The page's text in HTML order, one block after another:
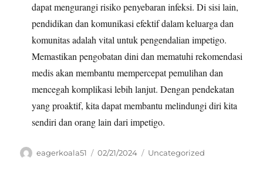
dapat mengurangi risiko penyebaran infeksi. Di sisi lain,
pendidikan dan komunikasi efektif dalam keluarga dan
komunitas adalah vital untuk pengendalian impetigo.
Memastikan pengobatan dini dan mematuhi rekomendasi
medis akan membantu mempercepat pemulihan dan
mencegah komplikasi lebih lanjut. Dengan pendekatan
yang proaktif, kita dapat membantu melindungi diri kita
sendiri dan orang lain dari impetigo.
Author
eagerkoala51
Posted
02/21/2024 Categories
Uncategorized